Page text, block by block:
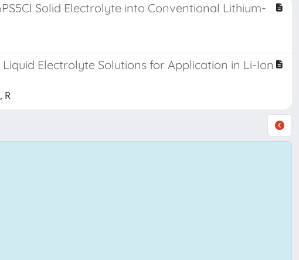
Solid Electrolyte into Conventional Lithium-
Electrolyte Solutions for Application in Li-Ion
R